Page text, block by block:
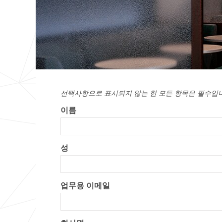
선택사항으로 표시되지 않는 한 모든 항목은 필수입
이름
성
업무용 이메일